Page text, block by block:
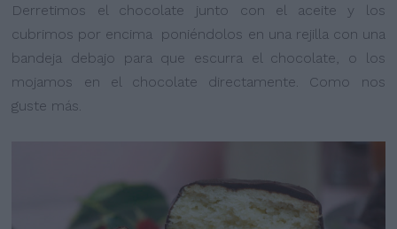
Derretimos el chocolate junto con el aceite y los
cubrimos por encima poniéndolos en una rejilla con una
bandeja debajo para que escurra el chocolate, o los
mojamos en el chocolate directamente. Como nos
guste más.